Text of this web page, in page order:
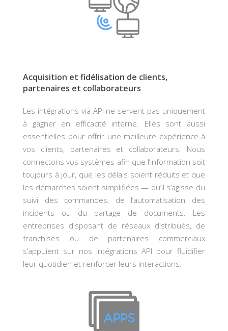
Acquisition et fidélisation de clients,
partenaires et collaborateurs
Les intégrations via API ne servent pas uniquement
à gagner en efficacité interne. Elles sont aussi
essentielles pour offrir une meilleure expérience à
vos clients, partenaires et collaborateurs. Nous
connectons vos systèmes afin que l’information soit
toujours à jour, que les délais soient réduits et que
les démarches soient simplifiées — qu’il s’agisse du
suivi des commandes, de l’automatisation des
incidents ou du partage de documents. Les
entreprises disposant de réseaux distribués, de
franchises ou de partenaires commerciaux
s’appuient sur nos intégrations API pour fluidifier
leur quotidien et renforcer leurs interactions.